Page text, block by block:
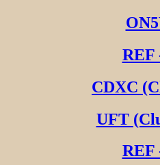
REF
CDXC
UFT
REF